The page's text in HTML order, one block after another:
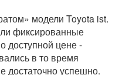
модели Toyota ist.
фиксированные
доступной цене -
в то время
успешно.